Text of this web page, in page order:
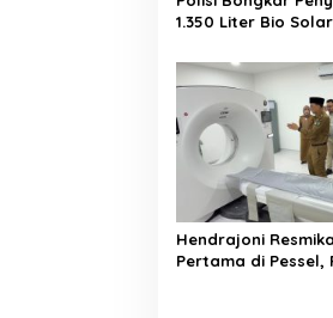
1.350 Liter Bio
Diamankan
Hendrajoni
Pertama di Pessel,